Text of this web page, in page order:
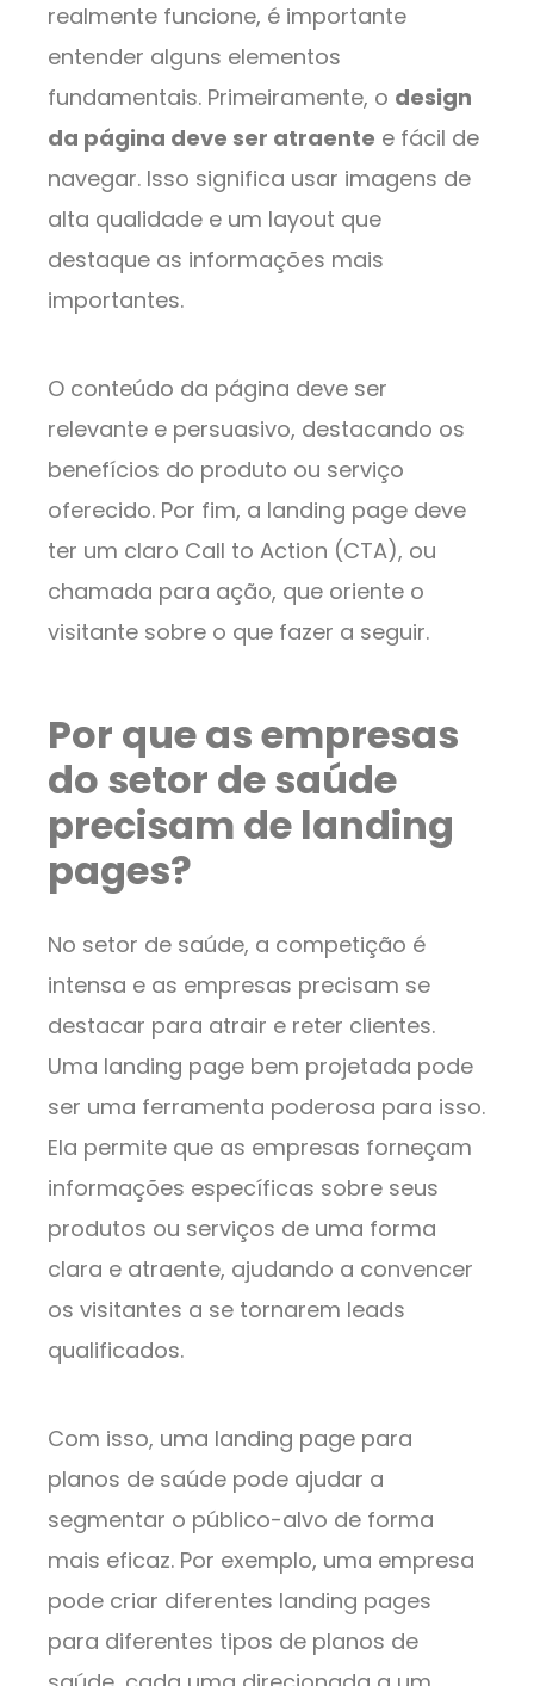
realmente funcione, é importante
entender alguns elementos
fundamentais. Primeiramente, o design
da página deve ser atraente e fácil de
navegar. Isso significa usar imagens de
alta qualidade e um layout que
destaque as informações mais
importantes.
O conteúdo da página deve ser
relevante e persuasivo, destacando os
benefícios do produto ou serviço
oferecido. Por fim, a landing page deve
ter um claro Call to Action (CTA), ou
chamada para ação, que oriente o
visitante sobre o que fazer a seguir.
Por que as empresas
do setor de saúde
precisam de landing
pages?
No setor de saúde, a competição é
intensa e as empresas precisam se
destacar para atrair e reter clientes.
Uma landing page bem projetada pode
ser uma ferramenta poderosa para isso.
Ela permite que as empresas forneçam
informações específicas sobre seus
produtos ou serviços de uma forma
clara e atraente, ajudando a convencer
os visitantes a se tornarem leads
qualificados.
Com isso, uma landing page para
planos de saúde pode ajudar a
segmentar o público-alvo de forma
mais eficaz. Por exemplo, uma empresa
pode criar diferentes landing pages
para diferentes tipos de planos de